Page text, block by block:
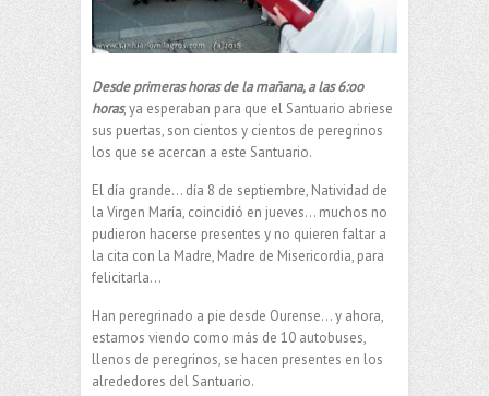
Desde primeras horas de la mañana, a las 6:oo
horas, ya esperaban para que el Santuario abriese
sus puertas, son cientos y cientos de peregrinos
los que se acercan a este Santuario.
El día grande… día 8 de septiembre, Natividad de
la Virgen María, coincidió en jueves… muchos no
pudieron hacerse presentes y no quieren faltar a
la cita con la Madre, Madre de Misericordia, para
felicitarla…
Han peregrinado a pie desde Ourense… y ahora,
estamos viendo como más de 10 autobuses,
llenos de peregrinos, se hacen presentes en los
alrededores del Santuario.